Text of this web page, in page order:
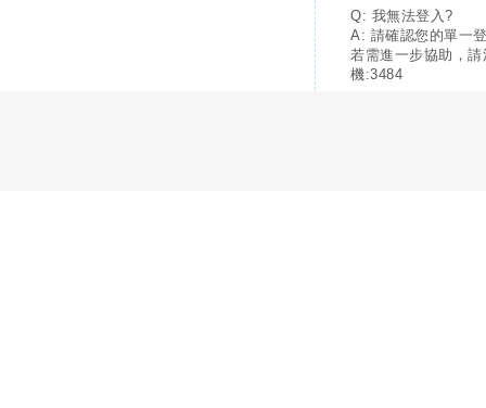
Q: 我無法登入?
A: 請確認您的單一
若需進一步協助，
機:3484